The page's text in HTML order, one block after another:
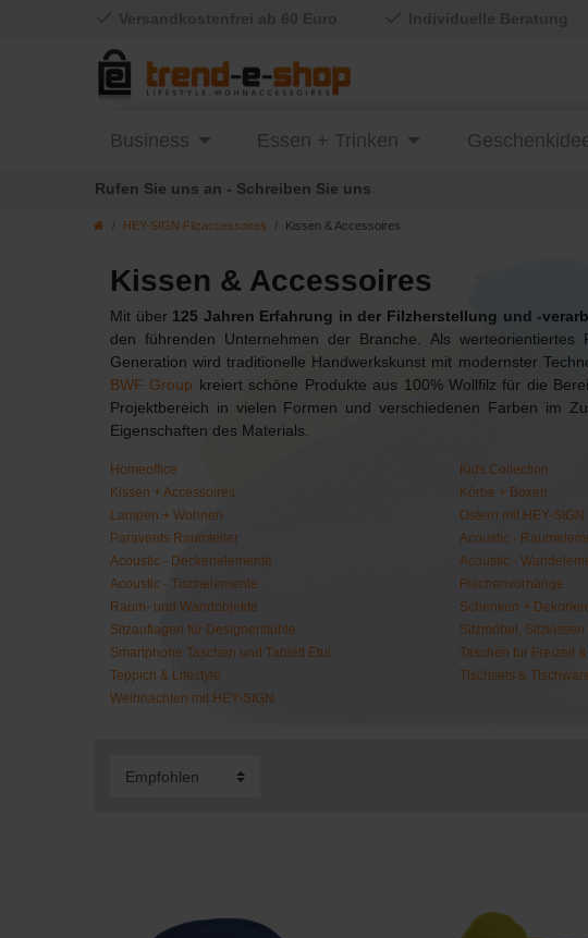
HEY-SIGN Filzaccessoires Kissen & Accessoires
Business Essen + Trinken
Rufen Sie uns an - Schreiben Sie uns
Kissen & Accessoires
Mit über 125 Jahren Erfahrung in der Filzherstellung und -
den führenden Unternehmen der Branche. Als werteorientiertes
Generation wird traditionelle Handwerkskunst mit modernster
BWF Group kreiert schöne Produkte aus 100% Wollfilz für die
Projektbereich in vielen Formen und verschiedenen Farben im
Eigenschaften des Materials
Homeoffice
Kids Collection
Kissen + Accessoires
Körbe + Boxen
Lampen + Wohnen
Ostern mit HEY-SIGN
Paravents Raumteiler
Acoustic -
Acoustic - Deckenelemente
Acoustic -
Acoustic - Tischelemente
Flächenvorhänge
Raum- und Wandobjekte
Schenken +
Sitzauflagen für Designerstühle
Sitzmöbel,
Smartphone Taschen und Tablett Etui
Taschen für Freizeit
Teppich & Lifestyle
Tischsets &
Weihnachten mit HEY-SIGN